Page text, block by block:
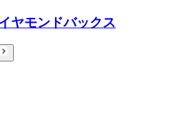
ヤモンドバックス